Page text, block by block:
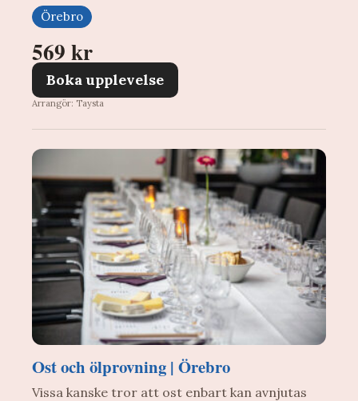
Örebro
569 kr
Boka upplevelse
Arrangör: Taysta
Ost och ölprovning | Örebro
Vissa kanske tror att ost enbart kan avnjutas